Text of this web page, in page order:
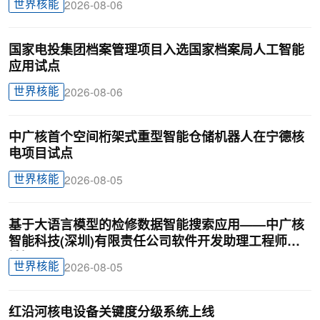
世界核能 2026-08-06
国家电投集团档案管理项目入选国家档案局人工智能
应用试点
世界核能 2026-08-06
中广核首个空间桁架式重型智能仓储机器人在宁德核
电项目试点
世界核能 2026-08-05
基于大语言模型的检修数据智能搜索应用——中广核
智能科技(深圳)有限责任公司软件开发助理工程师廖
锦颖
世界核能 2026-08-05
红沿河核电设备关键度分级系统上线